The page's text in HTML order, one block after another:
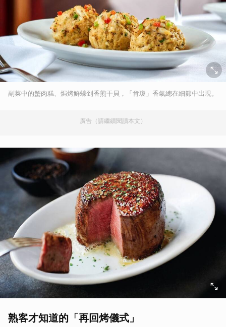
副菜中的蟹肉糕、焗烤鮮蠔到香煎干貝，「肯瓊」香氣總在細節中出現。
廣告（請繼續閱讀本文）
熟客才知道的「再回烤儀式」